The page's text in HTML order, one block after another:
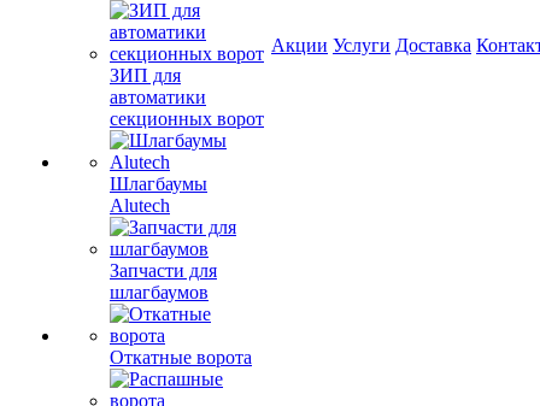
ЗИП для
автоматики
секционных ворот
Шлагбаумы
Alutech
Запчасти для
шлагбаумов
Откатные ворота
Акции Услуги Доставка